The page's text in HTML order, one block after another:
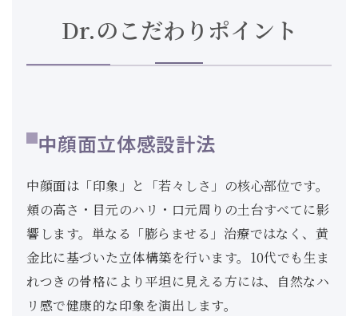
Dr.のこだわりポイント
中顔面立体感設計法
中顔面は「印象」と「若々しさ」の核心部位です。
頬の高さ・目元のハリ・口元周りの土台すべてに影
響します。単なる「膨らませる」治療ではなく、黄
金比に基づいた立体構築を行います。10代でも生ま
れつきの骨格により平坦に見える方には、自然なハ
リ感で健康的な印象を演出します。